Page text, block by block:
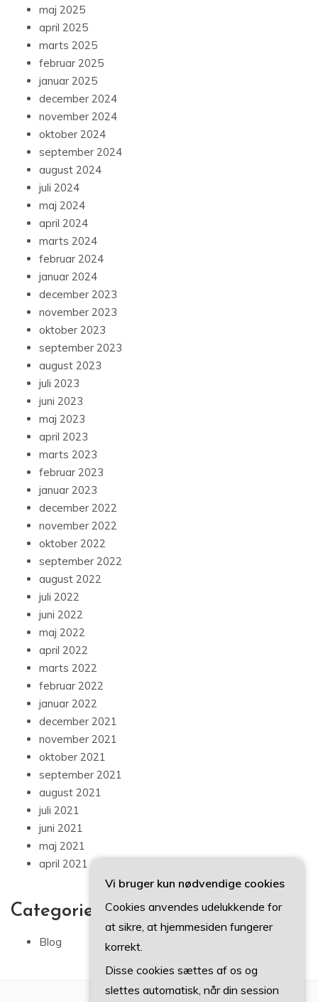
maj 2025
april 2025
marts 2025
februar 2025
januar 2025
december 2024
november 2024
oktober 2024
september 2024
august 2024
juli 2024
maj 2024
april 2024
marts 2024
februar 2024
januar 2024
december 2023
november 2023
oktober 2023
september 2023
august 2023
juli 2023
juni 2023
maj 2023
april 2023
marts 2023
februar 2023
januar 2023
december 2022
november 2022
oktober 2022
september 2022
august 2022
juli 2022
juni 2022
maj 2022
april 2022
marts 2022
februar 2022
januar 2022
december 2021
november 2021
oktober 2021
september 2021
august 2021
juli 2021
juni 2021
maj 2021
april 2021
Categories
Blog
Vi bruger kun nødvendige cookies
Cookies anvendes udelukkende for
at sikre, at hjemmesiden fungerer
korrekt.
Disse cookies sættes af os og
slettes automatisk, når din session